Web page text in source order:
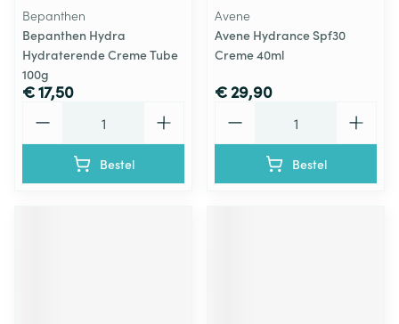
Bepanthen
Bepanthen Hydra
Hydraterende Creme Tube
100g
€ 17,50
Bestel
Avene
Avene Hydrance Spf30
Creme 40ml
€ 29,90
Bestel